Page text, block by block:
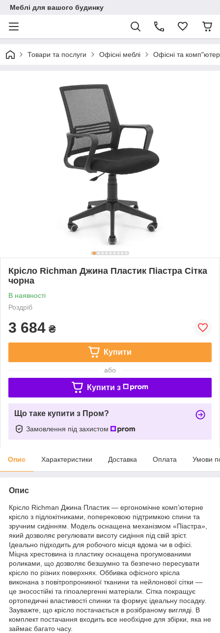
Меблі для вашого будинку
Товари та послуги Офісні меблі Офісні та
Крісло Richman Джина Пластик Піастра Сітка
чорна
В наявності
Роздріб
3 684 ₴
Купити
або
Купити з
Що таке купити з Пром?
Замовлення під захистом
Опис Характеристики Доставка Оплата Умови
Опис
Крісло Richman Джина Пластик — ергономічне комп’ютерне
крісло з підлокітниками, поперековою підтримкою спини та
зручним сидінням. Модель оснащена механізмом «Піастра»,
який дозволяє регулювати висоту сидіння під свій зріст.
Ідеально підходить для робочого місця вдома чи в офісі.
Міцна хрестовина із пластику оснащена прогумованими
роликами, що дозволяє безшумно та безпечно пересувати
крісло по різних поверхнях. Оббивка офісного крісла
виконана з повітропроникної тканини та нейлонової сітки —
це зносостійкі та гіпоалергенні матеріали. Сітка покращує
ортопедичні властивості спинки та формує ідеальну посадку.
Зауважте, що крісло постачається в розібраному вигляді. В
комплект постачання входить все необхідне для збірки, яка не
займає багато часу.